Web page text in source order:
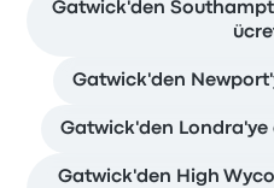
Gatwick'den
Gatwick'den
Gatwick'den
Gatwick'den High